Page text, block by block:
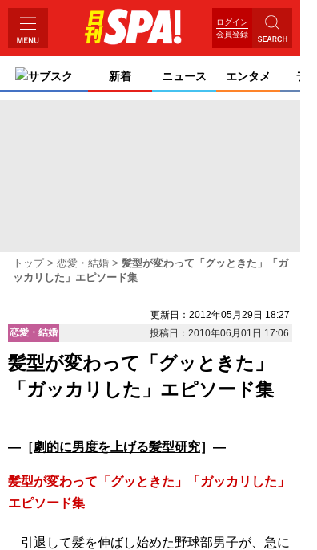
ログイン
会員登録
サブスク 新着 ニュース エンタメ ライ
トップ 恋愛・結婚
髪型が変わって「グッときた」「ガ
ッカリした」エピソード集
更新日：2012年05月29日 18:27
恋愛・結婚
投稿日：2010年06月01日 17:06
髪型が変わって「グッときた」
「ガッカリした」エピソード集
―［劇的に男度を上げる髪型研究］―
髪型が変わって「グッときた」「ガッカリした」
エピソード集
引退して髪を伸ばし始めた野球部男子が、急に